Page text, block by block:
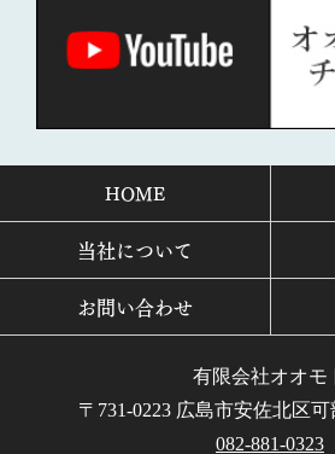
HOME
当社について
お問い合わせ
有限会社オオモ
〒731-0223 広島市安佐北区
082-881-0323